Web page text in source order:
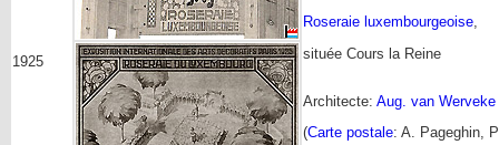
1925
Roseraie luxembourgeoise,
située Cours la Reine
Architecte: Aug. van Werveke
(Carte postale: A. Pageghin,